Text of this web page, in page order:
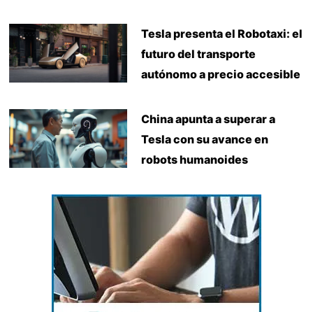
Tesla presenta el Robotaxi: el
futuro del transporte
autónomo a precio accesible
China apunta a superar a
Tesla con su avance en
robots humanoides